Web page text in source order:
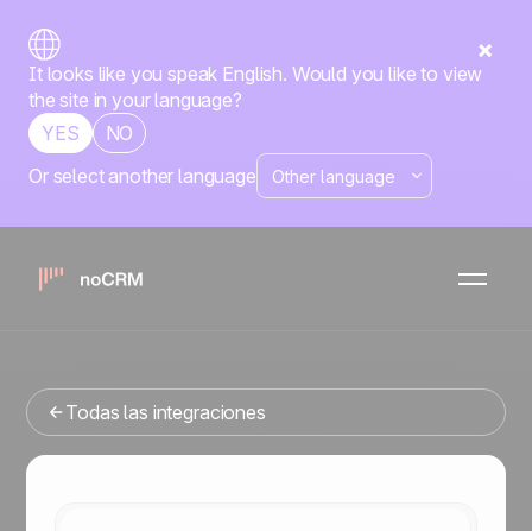
It looks like you speak English. Would you like to view
the site in your language?
YES
NO
Or select another language
Nativa
AircallxnoCRM
¿Buscas una herramienta de gestion de ventas que se
Todas las integraciones